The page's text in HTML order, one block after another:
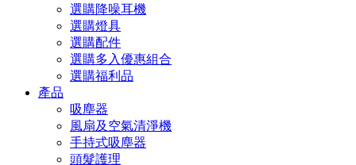
選購降噪耳機
選購燈具
選購配件
選購多入優惠組合
選購福利品
產品
吸塵器
風扇及空氣清淨機
手持式吸塵器
頭髮護理